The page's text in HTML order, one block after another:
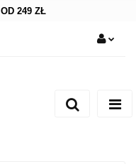
249 ZŁ
Zarejestruj się